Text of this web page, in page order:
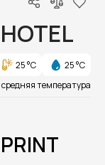
25 °C
25 °C
температура